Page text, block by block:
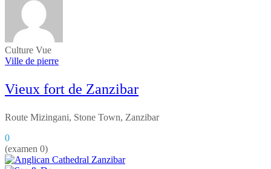
Culture Vue
Ville de pierre
Vieux fort de Zanzibar
Route Mizingani, Stone Town, Zanzibar
0
(examen 0)